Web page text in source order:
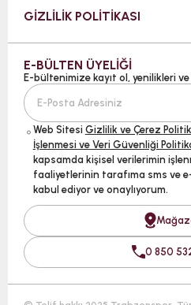
GİZLİLİK POLİTİKASI
E-BÜLTEN ÜYELİĞİ
E-bültenimize kayıt ol, yenilikleri
Web Sitesi Gizlilik ve Çerez
İşlenmesi ve Veri Güvenliği
kapsamda kişisel verilerimin
faaliyetlerinin tarafıma sms ve e-
kabul ediyor ve onaylıyorum.
0 850